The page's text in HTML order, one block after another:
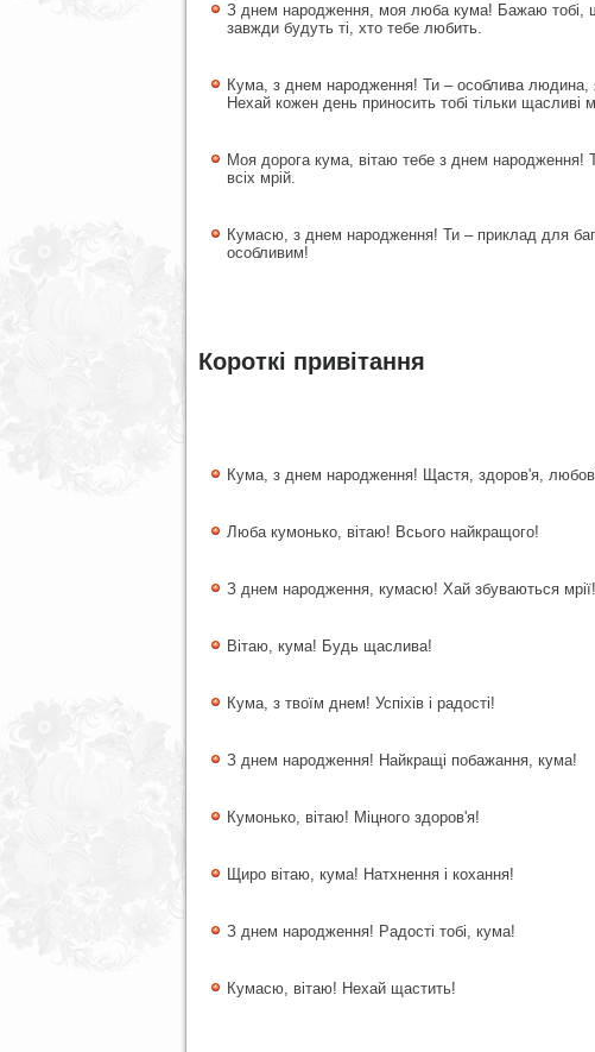
З днем народження, моя люба кума! Бажаю тобі,
завжди будуть ті, хто тебе любить.
Кума, з днем народження! Ти – особлива людина,
Нехай кожен день приносить тобі тільки щасливі
Моя дорога кума, вітаю тебе з днем народження!
всіх мрій.
Кумасю, з днем народження! Ти – приклад для
особливим!
Короткі привітання
Кума, з днем народження! Щастя, здоров'я,
Люба кумонько, вітаю! Всього найкращого!
З днем народження, кумасю! Хай збуваються мрії!
Вітаю, кума! Будь щаслива!
Кума, з твоїм днем! Успіхів і радості!
З днем народження! Найкращі побажання, кума!
Кумонько, вітаю! Міцного здоров'я!
Щиро вітаю, кума! Натхнення і кохання!
З днем народження! Радості тобі, кума!
Кумасю, вітаю! Нехай щастить!